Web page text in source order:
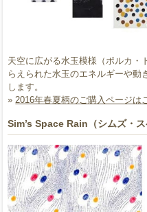
天空に広がる水玉模様（ポルカ・
らえられた水玉のエネルギーや動
します。
» 2016年春夏柄のご購入ページは
Sim’s Space Rain（シムズ・ス